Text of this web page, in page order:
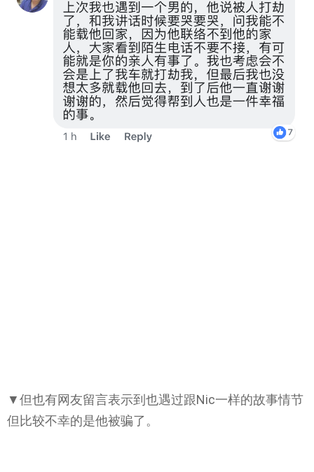
▼但也有网友留言表示到也遇过跟Nic一样的故事情节
但比较不幸的是他被骗了。